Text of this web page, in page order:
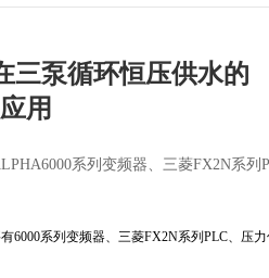
三泵循环恒压供水的
应用
系列变频器、三菱FX2N系
6000系列变频器、三菱FX2N系列PLC、压